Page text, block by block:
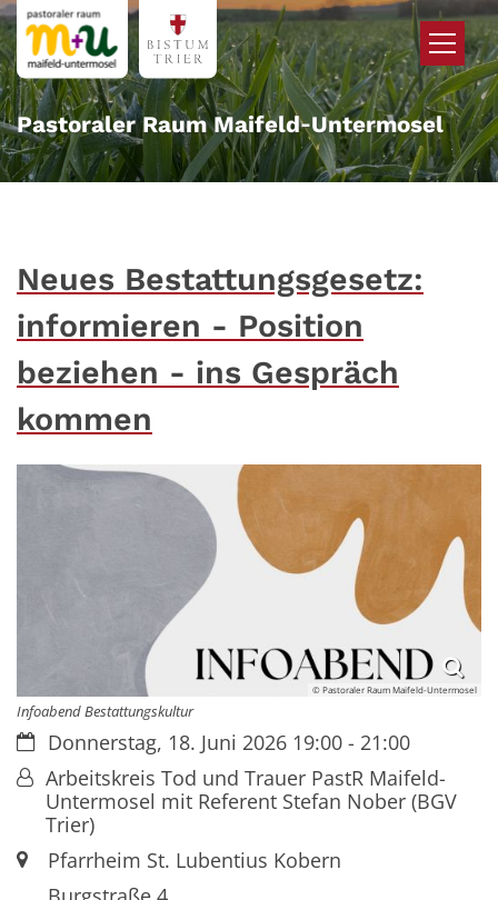
Zum Inhalt springen
Pastoraler Raum Maifeld‑Untermosel
Neues Bestattungsgesetz:
informieren - Position
beziehen - ins Gespräch
kommen
© Pastoraler Raum Maifeld-Untermosel
Infoabend Bestattungskultur
Datum:Donnerstag, 18. Juni 2026 19:00 - 21:00
Von:Arbeitskreis Tod und Trauer PastR Maifeld-
Untermosel mit Referent Stefan Nober (BGV
Trier)
Ort:Pfarrheim St. Lubentius Kobern